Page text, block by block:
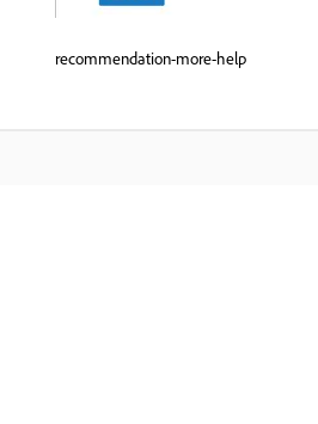
recommendation-more-help